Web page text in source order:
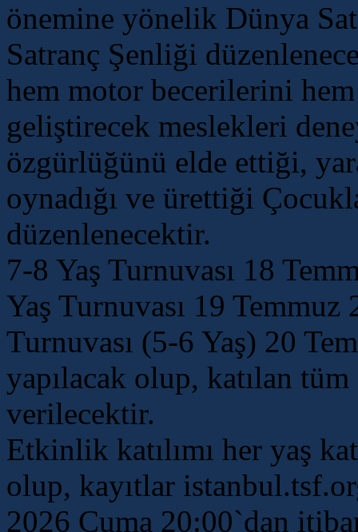
önemine yönelik Dünya
Satranç Şenliği
hem motor becerilerini
geliştirecek meslekleri
özgürlüğünü elde ettiği,
oynadığı ve ürettiği
düzenlenecektir.
7-8 Yaş Turnuvası 18
Yaş Turnuvası 19
Turnuvası (5-6 Yaş) 20
yapılacak olup, katılan tüm
verilecektir.
Etkinlik katılımı her yaş
olup, kayıtlar
2026 Cuma 20:00`dan